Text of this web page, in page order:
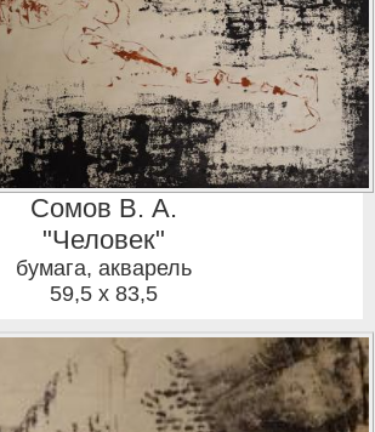
Сомов В. А.
"Человек"
бумага, акварель
59,5 x 83,5